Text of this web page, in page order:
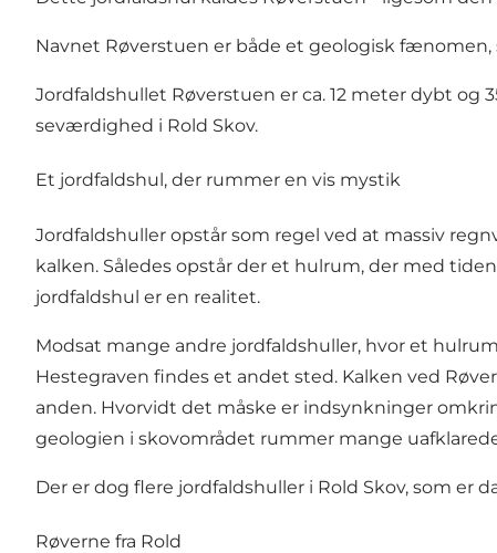
Navnet Røverstuen er både et geologisk
Jordfaldshullet Røverstuen er ca. 12 meter dybt
seværdighed i Rold Skov.
Et jordfaldshul, der rummer en vis mystik
Jordfaldshuller opstår som regel ved at massiv
kalken. Således opstår der et hulrum, der med
jordfaldshul er en realitet.
Modsat mange andre jordfaldshuller, hvor et
Hestegraven findes et andet sted. Kalken ved
anden. Hvorvidt det måske er indsynkninger
geologien i skovområdet rummer mange
Der er dog flere jordfaldshuller i Rold Skov, som er
Røverne fra Rold